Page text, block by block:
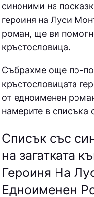
синоними на
героиня на Луси
роман, ще ви
кръстословица.
Събрахме още по-
кръстословицата
от едноименен
намерите в списъка
Списък със
на загатката
Героиня На
Едноименен